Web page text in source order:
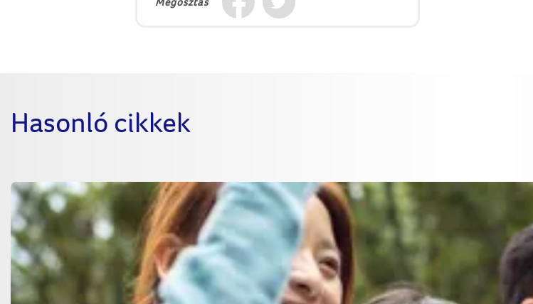
Hasonló cikkek